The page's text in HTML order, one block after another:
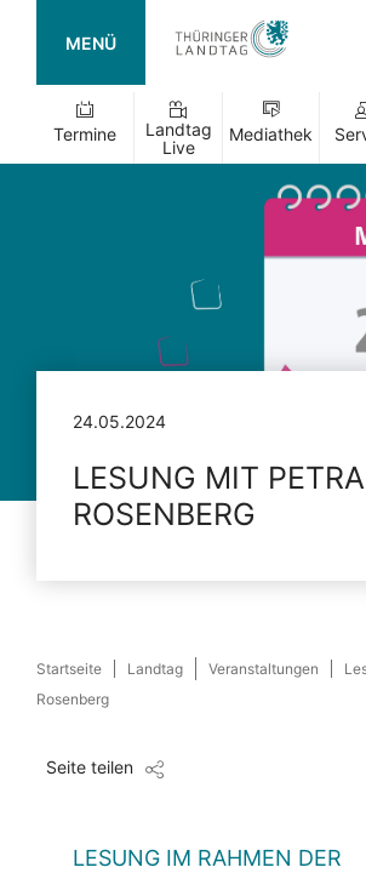
MENÜ
Termine
Landtag
Live
Mediathek
24.05.2024
LESUNG MIT PETRA
ROSENBERG
Startseite Landtag Veranstaltungen
Rosenberg
Seite teilen
LESUNG IM RAHMEN DER